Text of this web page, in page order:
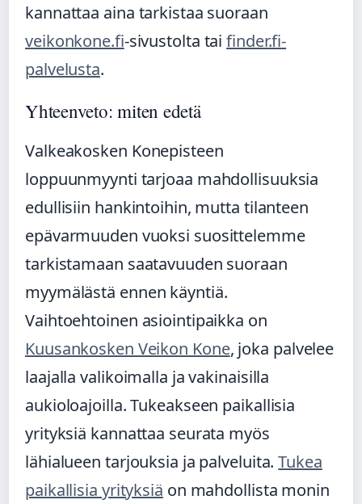
kannattaa aina tarkistaa suoraan
veikonkone.fi-sivustolta taifinder.fi-
palvelusta.
Yhteenveto: miten edetä
Valkeakosken Konepisteen
loppuunmyynti tarjoaa mahdollisuuksia
edullisiin hankintoihin, mutta tilanteen
epävarmuuden vuoksi suosittelemme
tarkistamaan saatavuuden suoraan
myymälästä ennen käyntiä.
Vaihtoehtoinen asiointipaikka on
Kuusankosken Veikon Kone, joka palvelee
laajalla valikoimalla ja vakinaisilla
aukioloajoilla. Tukeakseen paikallisia
yrityksiä kannattaa seurata myös
lähialueen tarjouksia ja palveluita.Tukea
paikallisia yrityksiä on mahdollista monin